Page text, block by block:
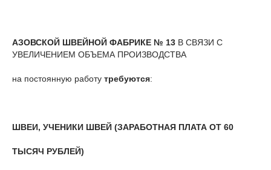
АЗОВСКОЙ ШВЕЙНОЙ ФАБРИКЕ № 13 В СВЯЗИ С
УВЕЛИЧЕНИЕМ ОБЪЕМА ПРОИЗВОДСТВА
на постоянную работу требуются:
ШВЕИ, УЧЕНИКИ ШВЕЙ (ЗАРАБОТНАЯ ПЛАТА ОТ 60
ТЫСЯЧ РУБЛЕЙ)